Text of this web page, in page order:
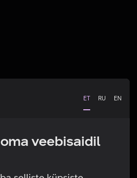
ET RU EN
veebisaidil